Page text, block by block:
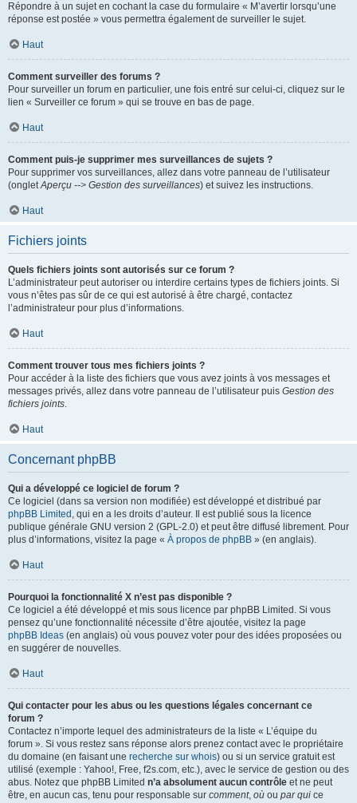
Répondre à un sujet en cochant la case du formulaire « M’avertir lorsqu’une
réponse est postée » vous permettra également de surveiller le sujet.
Haut
Comment surveiller des forums ?
Pour surveiller un forum en particulier, une fois entré sur celui-ci, cliquez sur le
lien « Surveiller ce forum » qui se trouve en bas de page.
Haut
Comment puis-je supprimer mes surveillances de sujets ?
Pour supprimer vos surveillances, allez dans votre panneau de l’utilisateur
(ongletAperçu --> Gestion des surveillances) et suivez les instructions.
Haut
Fichiers joints
Quels fichiers joints sont autorisés sur ce forum ?
L’administrateur peut autoriser ou interdire certains types de fichiers joints. Si
vous n’êtes pas sûr de ce qui est autorisé à être chargé, contactez
l’administrateur pour plus d’informations.
Haut
Comment trouver tous mes fichiers joints ?
Pour accéder à la liste des fichiers que vous avez joints à vos messages et
messages privés, allez dans votre panneau de l’utilisateur puis Gestion des
fichiers joints.
Haut
Concernant phpBB
Qui a développé ce logiciel de forum ?
Ce logiciel (dans sa version non modifiée) est développé et distribué par
phpBB Limited , qui en a les droits d’auteur. Il est publié sous la licence
publique générale GNU version 2 (GPL-2.0) et peut être diffusé librement. Pour
plus d’informations, visitez la page « À propos de phpBB » (en anglais).
Haut
Pourquoi la fonctionnalité X n’est pas disponible ?
Ce logiciel a été développé et mis sous licence par phpBB Limited. Si vous
pensez qu’une fonctionnalité nécessite d’être ajoutée, visitez la page
phpBB Ideas (en anglais) où vous pouvez voter pour des idées proposées ou
en suggérer de nouvelles.
Haut
Qui contacter pour les abus ou les questions légales concernant ce
forum ?
Contactez n’importe lequel des administrateurs de la liste « L’équipe du
forum ». Si vous restez sans réponse alors prenez contact avec le propriétaire
du domaine (en faisant une recherche sur whois) ou si un service gratuit est
utilisé (exemple : Yahoo!, Free, f2s.com, etc.), avec le service de gestion ou des
abus. Notez que phpBB Limited n’a absolument aucun contrôle et ne peut
être, en aucun cas, tenu pour responsable sur comment, où ou par qui ce